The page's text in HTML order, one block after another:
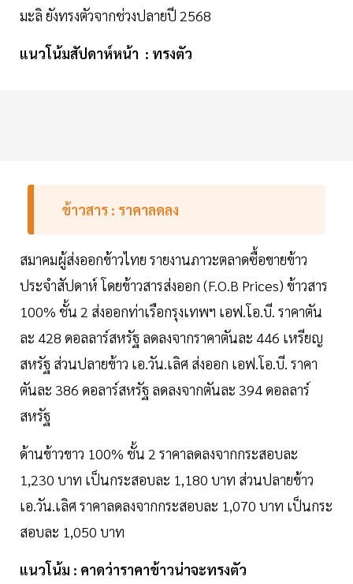
มะลิ ยังทรงตัวจากช่วงปลายปี 2568
แนวโน้มสัปดาห์หน้า : ทรงตัว
ข้าวสาร : ราคาลดลง
สมาคมผู้ส่งออกข้าวไทย รายงานภาวะตลาดซื้อขายข้าว
ประจำสัปดาห์ โดยข้าวสารส่งออก (F.O.B Prices) ข้าวสาร
100% ชั้น 2 ส่งออกท่าเรือกรุงเทพฯ เอฟ.โอ.บี. ราคาตัน
ละ 428 ดอลลาร์สหรัฐ ลดลงจากราคาตันละ 446 เหรียญ
สหรัฐ ส่วนปลายข้าว เอ.วัน.เลิศ ส่งออก เอฟ.โอ.บี. ราคา
ตันละ 386 ดอลาร์สหรัฐ ลดลงจากตันละ 394 ดอลลาร์
สหรัฐ
ด้านข้าวขาว 100% ชั้น 2 ราคาลดลงจากกระสอบละ
1,230 บาท เป็นกระสอบละ 1,180 บาท ส่วนปลายข้าว
เอ.วัน.เลิศ ราคาลดลงจากกระสอบละ 1,070 บาท เป็นกระ
สอบละ 1,050 บาท
แนวโน้ม : คาดว่าราคาข้าวน่าจะทรงตัว